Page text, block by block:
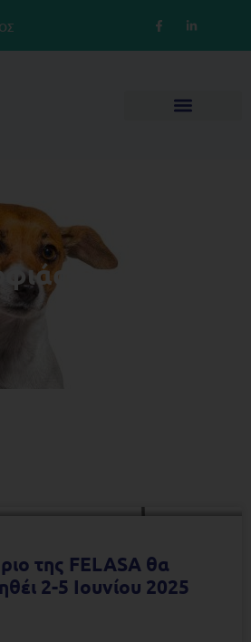
Επικαιρότητα
της FELASA θα
2-5 Ιουνίου 2025